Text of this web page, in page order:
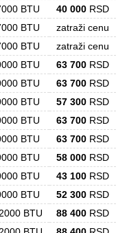
BTU 40 000 RSD
BTU
zatraži cenu
BTU
zatraži cenu
BTU 63 700 RSD
BTU 63 700 RSD
BTU 57 300 RSD
BTU 63 700 RSD
BTU 63 700 RSD
BTU 58 000 RSD
BTU 43 100 RSD
BTU 52 300 RSD
BTU 88 400 RSD